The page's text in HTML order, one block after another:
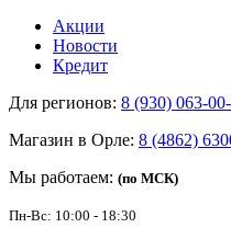
Акции
Новости
Кредит
Для регионов: 8 (930) 063-
Магазин в Орле: 8 (4862)
Мы работаем: (по МСК)
Пн-Вс: 10:00 - 18:30